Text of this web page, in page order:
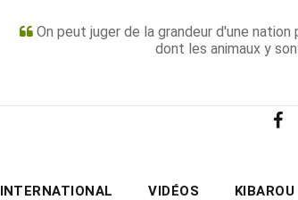
On peut juger de la grandeur d'une nation
dont les animaux y
INTERNATIONAL VIDÉOS KIBAROU